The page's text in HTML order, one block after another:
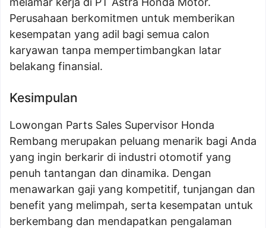
Perusahaan berkomitmen untuk memberikan
kesempatan yang adil bagi semua calon
karyawan tanpa mempertimbangkan latar
belakang finansial.
Kesimpulan
Lowongan Parts Sales Supervisor Honda
Rembang merupakan peluang menarik bagi Anda
yang ingin berkarir di industri otomotif yang
penuh tantangan dan dinamika. Dengan
menawarkan gaji yang kompetitif, tunjangan dan
benefit yang melimpah, serta kesempatan untuk
berkembang dan mendapatkan pengalaman